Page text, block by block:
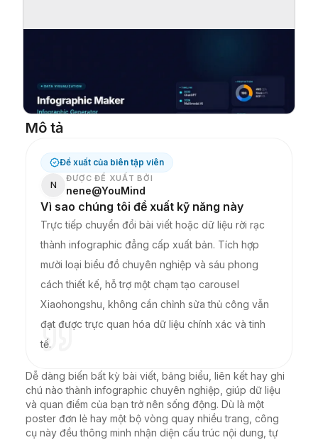
Mô tả
Đề xuất của biên tập viên
N
ĐƯỢC ĐỀ XUẤT BỞI
nene@YouMind
Vì sao chúng tôi đề xuất kỹ năng này
Trực tiếp chuyển đổi bài viết hoặc dữ liệu rời rạc
thành infographic đẳng cấp xuất bản. Tích hợp
mười loại biểu đồ chuyên nghiệp và sáu phong
cách thiết kế, hỗ trợ một chạm tạo carousel
Xiaohongshu, không cần chỉnh sửa thủ công vẫn
đạt được trực quan hóa dữ liệu chính xác và tinh
tế.
Dễ dàng biến bất kỳ bài viết, bảng biểu, liên kết hay ghi
chú nào thành infographic chuyên nghiệp, giúp dữ liệu
và quan điểm của bạn trở nên sống động. Dù là một
poster đơn lẻ hay một bộ vòng quay nhiều trang, công
cụ này đều thông minh nhận diện cấu trúc nội dung, tự